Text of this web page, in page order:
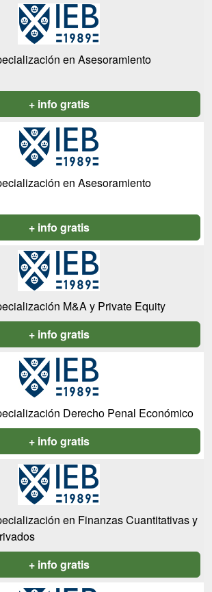
en Asesoramiento
+ info gratis
en Asesoramiento
+ info gratis
M&A y Private Equity
+ info gratis
Derecho Penal Económico
+ info gratis
en Finanzas Cuantitativas y
+ info gratis